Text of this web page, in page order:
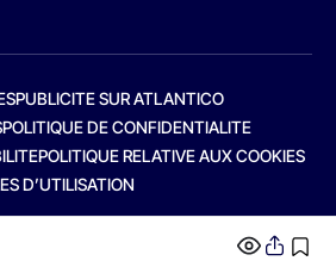
PUBLICITE SUR ATLANTICO
POLITIQUE DE CONFIDENTIALITE
POLITIQUE RELATIVE AUX COOKIES
D’UTILISATION